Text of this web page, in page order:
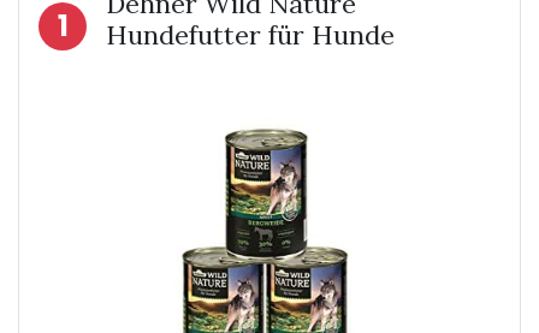
1
Hundefutter für Hunde